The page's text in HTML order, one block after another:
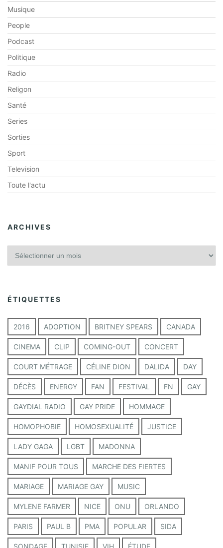
Musique
People
Podcast
Politique
Radio
Religon
Santé
Series
Sorties
Sport
Television
Toute l'actu
ARCHIVES
v
ÉTIQUETTES
2016 ADOPTION BRITNEY SPEARS CANADA
CINEMA CLIP COMING-OUT CONCERT
COURT MÉTRAGE CÉLINE DION DALIDA DAY
DÉCÈS ENERGY FAN FESTIVAL FN GAY
GAYDIAL RADIO GAY PRIDE HOMMAGE
HOMOPHOBIE HOMOSEXUALITÉ JUSTICE
LADY GAGA LGBT MADONNA
MANIF POUR TOUS MARCHE DES FIERTES
MARIAGE MARIAGE GAY MUSIC
MYLENE FARMER NICE ONU ORLANDO
PARIS PAUL B PMA POPULAR SIDA
SONDAGE TUNISIE VIH ÉTUDE